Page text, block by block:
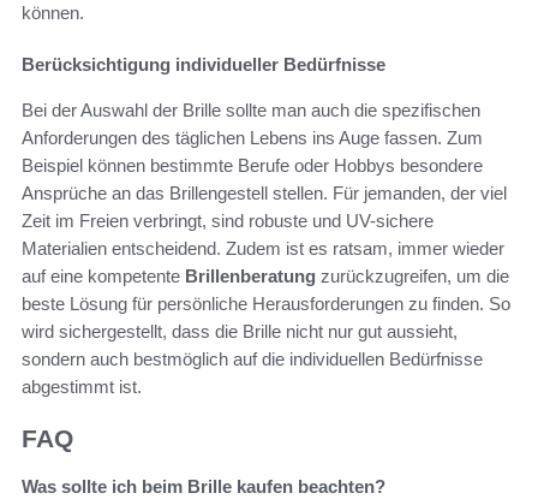
können.
Berücksichtigung individueller Bedürfnisse
Bei der Auswahl der Brille sollte man auch die spezifischen
Anforderungen des täglichen Lebens ins Auge fassen. Zum
Beispiel können bestimmte Berufe oder Hobbys besondere
Ansprüche an das Brillengestell stellen. Für jemanden, der viel
Zeit im Freien verbringt, sind robuste und UV-sichere
Materialien entscheidend. Zudem ist es ratsam, immer wieder
auf eine kompetente Brillenberatung zurückzugreifen, um die
beste Lösung für persönliche Herausforderungen zu finden. So
wird sichergestellt, dass die Brille nicht nur gut aussieht,
sondern auch bestmöglich auf die individuellen Bedürfnisse
abgestimmt ist.
FAQ
Was sollte ich beim Brille kaufen beachten?